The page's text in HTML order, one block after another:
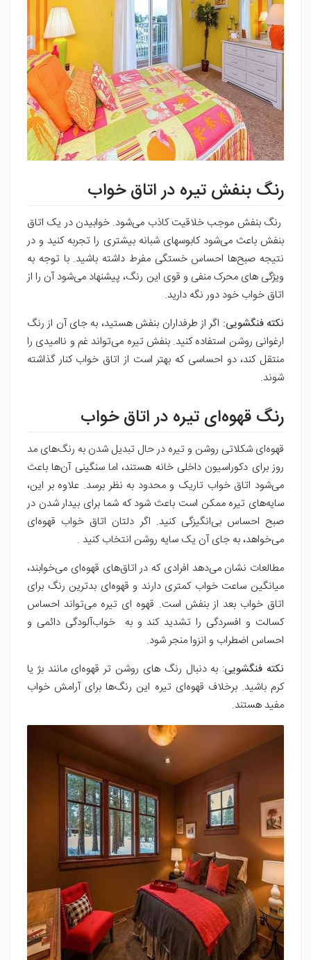
رنگ بنفش تیره در اتاق خواب
رنگ بنفش موجب خلاقیت کاذب می‌شود. خوابیدن در یک اتاق
بنفش باعث می‌شود کابوسهای شبانه بیشتری را تجربه کنید و در
نتیجه صبح‌ها احساس خستگی مفرط داشته باشید. با توجه به
ویژگی های محرک منفی و قوی این رنگ، پیشنهاد می‌شود آن را از
اتاق خواب خود دور نگه دارید.
نکته فنگشویی: اگر از طرفداران بنفش هستید، به جای آن از رنگ
ارغوانی روشن استفاده کنید. بنفش تیره می‌تواند غم و ناامیدی را
منتقل کند، دو احساسی که بهتر است از اتاق خواب کنار گذاشته
شوند.
رنگ قهوه‌ای تیره در اتاق خواب
قهوه‌ای شکلاتی روشن و تیره در حال تبدیل شدن به رنگ‌های مد
روز برای دکوراسیون داخلی خانه هستند، اما سنگینی آن‌ها باعث
می‌شود اتاق خواب تاریک و محدود به نظر برسد. علاوه بر این،
سایه‌های تیره ممکن است باعث شود که شما برای بیدار شدن در
صبح احساس بی‌انگیزگی کنید. اگر دلتان اتاق خواب قهوه‌ای
می‌خواهد، به جای آن یک سایه روشن انتخاب کنید .
مطالعات نشان می‌دهد افرادی که در اتاق‌های قهوه‌ای می‌خوابند،
میانگین ساعت خواب کمتری دارند و قهوه‌ای بدترین رنگ برای
اتاق خواب بعد از بنفش است. قهوه ای تیره می‌تواند احساس
کسالت و افسردگی را تشدید کند و به خواب‌آلودگی دائمی و
احساس اضطراب و انزوا منجر شود.
نکته فنگشویی: به دنبال رنگ های روشن تر قهوه‌ای مانند بژ یا
کرم باشید. برخلاف قهوه‌ای تیره این رنگ‌ها برای آرامش خواب
مفید هستند.